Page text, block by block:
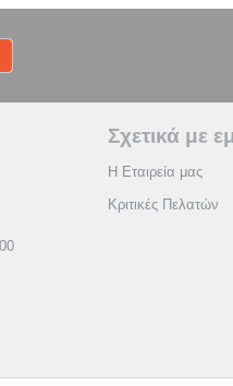
Σχετικά με
Η Εταιρεία μας
Κριτικές Πελατών